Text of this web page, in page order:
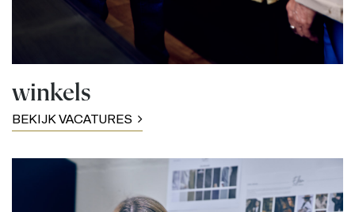
winkels
BEKIJK VACATURES